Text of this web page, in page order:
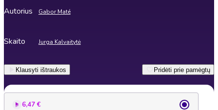
Autorius Gabor Maté
Skaito Jurga Kalvaitytė
Klausyti ištraukos Pridėti prie pamėgtų
6,47 €